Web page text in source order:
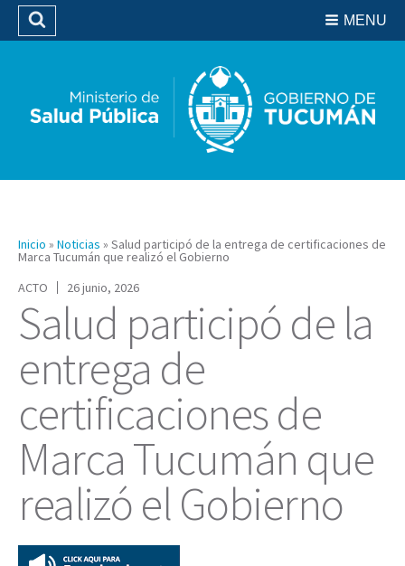
Biblioteca
MENU
Buscar
Inicio » Noticias » Salud participó de la entrega de certificaciones de
Marca Tucumán que realizó el Gobierno
ACTO
26 junio, 2026
Salud participó de la
entrega de
certificaciones de
Marca Tucumán que
realizó el Gobierno